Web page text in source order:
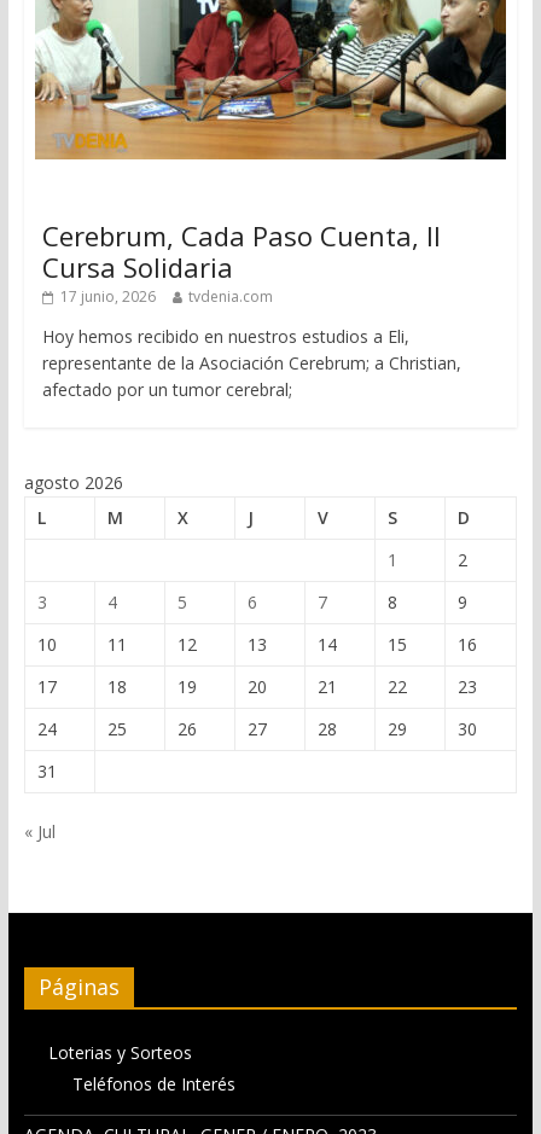
Cerebrum, Cada Paso Cuenta, II
Cursa Solidaria
17 junio, 2026 tvdenia.com
Hoy hemos recibido en nuestros estudios a Eli,
representante de la Asociación Cerebrum; a Christian,
afectado por un tumor cerebral;
agosto 2026
L
M X J V S
D
1
2
3
4 5 6 7 8
9
10
11 12 13 14 15
16
17
18 19 20 21 22
23
24
25 26 27 28 29
30
31
« Jul
Páginas
Loterias y Sorteos
Teléfonos de Interés